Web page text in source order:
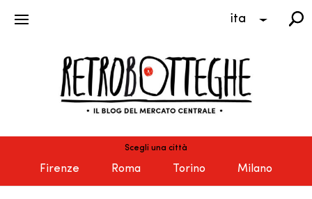
ita
Scegli una città
Firenze Roma Torino Milano